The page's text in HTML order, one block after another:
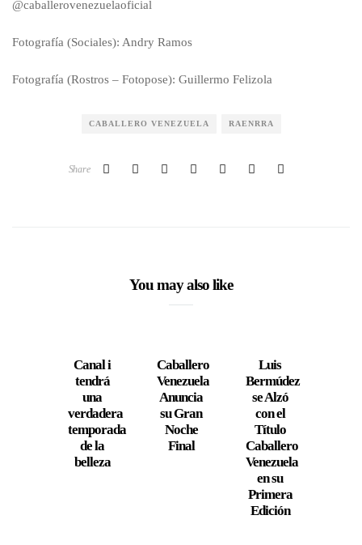
@caballerovenezuelaoficial
Fotografía (Sociales): Andry Ramos
Fotografía (Rostros – Fotopose): Guillermo Felizola
CABALLERO VENEZUELA RAENRRA
Share
You may also like
Canal i
tendrá
una
verdadera
temporada
de la
belleza
Caballero
Venezuela
Anuncia
su Gran
Noche
Final
Luis
Bermúdez
se Alzó
con el
Título
Caballero
Venezuela
en su
Primera
Edición